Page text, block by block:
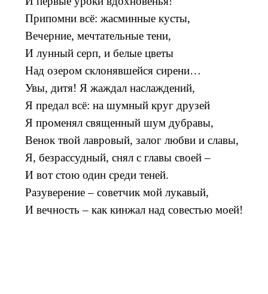
Припомни всё: жасминные кусты,
Вечерние, мечтательные тени,
И лунный серп, и белые цветы
Над озером склонявшейся сирени…
Увы, дитя! Я жаждал наслаждений,
Я предал всё: на шумный круг друзей
Я променял священный шум дубравы,
Венок твой лавровый, залог любви и славы,
Я, безрассудный, снял с главы своей –
И вот стою один среди теней.
Разуверение – советчик мой лукавый,
И вечность – как кинжал над совестью моей!